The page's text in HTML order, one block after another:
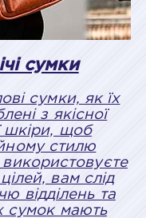
сумки
сумки, як їх
з якісної
шкіри, щоб
стилю
вам слід
відділень та
сумок мають